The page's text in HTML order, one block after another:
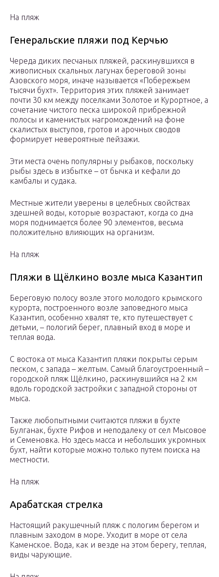
На пляж
Генеральские пляжи под Керчью
Череда диких песчаных пляжей, раскинувшихся в
живописных скальных лагунах береговой зоны
Азовского моря, иначе называется «Побережьем
тысячи бухт». Территория этих пляжей занимает
почти 30 км между поселками Золотое и Курортное, а
сочетание чистого песка широкой прибрежной
полосы и каменистых нагромождений на фоне
скалистых выступов, гротов и арочных сводов
формирует невероятные пейзажи.
Эти места очень популярны у рыбаков, поскольку
рыбы здесь в избытке – от бычка и кефали до
камбалы и судака.
Местные жители уверены в целебных свойствах
здешней воды, которые возрастают, когда со дна
моря поднимается более 90 элементов, весьма
положительно влияющих на организм.
На пляж
Пляжи в Щёлкино возле мыса Казантип
Береговую полосу возле этого молодого крымского
курорта, построенного возле заповедного мыса
Казантип, особенно хвалят те, кто путешествует с
детьми, – пологий берег, плавный вход в море и
теплая вода.
С востока от мыса Казантип пляжи покрыты серым
песком, с запада – желтым. Самый благоустроенный –
городской пляж Щёлкино, раскинувшийся на 2 км
вдоль городской застройки с западной стороны от
мыса.
Также любопытными считаются пляжи в бухте
Булганак, бухте Рифов и неподалеку от сел Мысовое
и Семеновка. Но здесь масса и небольших укромных
бухт, найти которые можно только путем поиска на
местности.
На пляж
Арабатская стрелка
Настоящий ракушечный пляж с пологим берегом и
плавным заходом в море. Уходит в море от села
Каменское. Вода, как и везде на этом берегу, теплая,
виды чарующие.